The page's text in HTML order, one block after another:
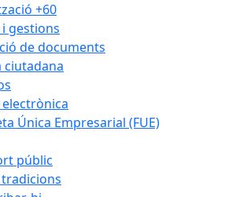
+60
gestions
de documents
ciutadana
Única Empresarial (FUE)
públic
tradicions